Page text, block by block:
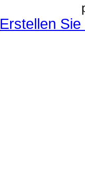
Erstellen